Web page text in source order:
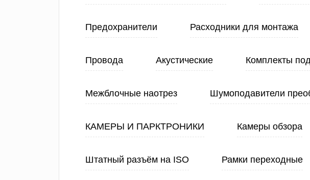
Предохранители Расходники для монтажа
Провода Акустические Комплекты
Межблочные наотрез Шумоподавители
КАМЕРЫ И ПАРКТРОНИКИ Камеры обзора
Штатный разъём на ISO Рамки переходные